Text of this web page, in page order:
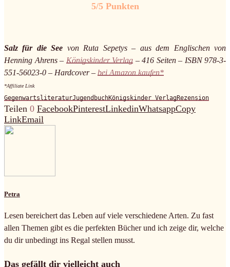
5/5 Punkten
Salz für die See von Ruta Sepetys – aus dem Englischen von
Henning Ahrens – Königskinder Verlag – 416 Seiten – ISBN 978-3-
551-56023-0 – Hardcover – bei Amazon kaufen*
*Affiliate Link
GegenwartsliteraturJugendbuchKönigskinder VerlagRezension
Teilen 0 FacebookPinterestLinkedinWhatsappCopy
LinkEmail
Petra
Lesen bereichert das Leben auf viele verschiedene Arten. Zu fast
allen Themen gibt es die perfekten Bücher und ich zeige dir, welche
du dir unbedingt ins Regal stellen musst.
Das gefällt dir vielleicht auch